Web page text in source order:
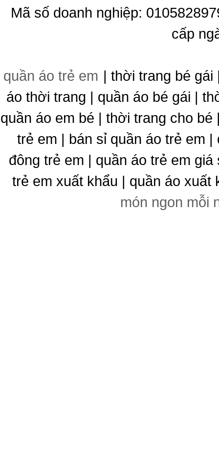
Mã số doanh nghiệp:
cấp
quần áo trẻ em | thời trang bé gái
áo thời trang | quần áo bé gái |
quần áo em bé | thời trang cho
trẻ em | bán sỉ quần áo trẻ em
đông trẻ em | quần áo trẻ em
trẻ em xuất khẩu | quần áo xuất
món ngon mỗi